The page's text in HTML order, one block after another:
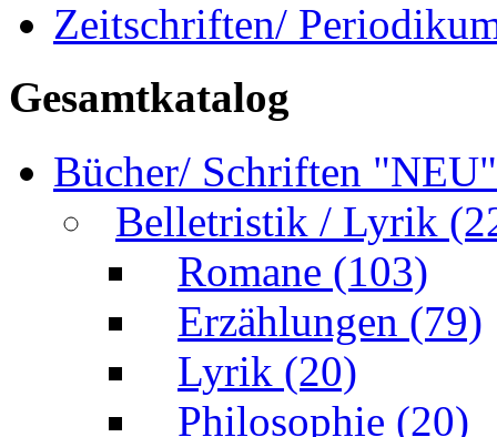
Zeitschriften/
Gesamtkatalog
Bücher/ Schriften
Belletristik / Lyrik
Romane (103)
Erzählungen (79)
Lyrik (20)
Philosophie (20)